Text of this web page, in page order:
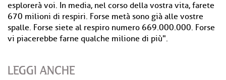
esplorerà voi. In media, nel corso della vostra vita, farete
670 milioni di respiri. Forse metà sono già alle vostre
spalle. Forse siete al respiro numero 669.000.000. Forse
vi piacerebbe farne qualche milione di più".
LEGGI ANCHE